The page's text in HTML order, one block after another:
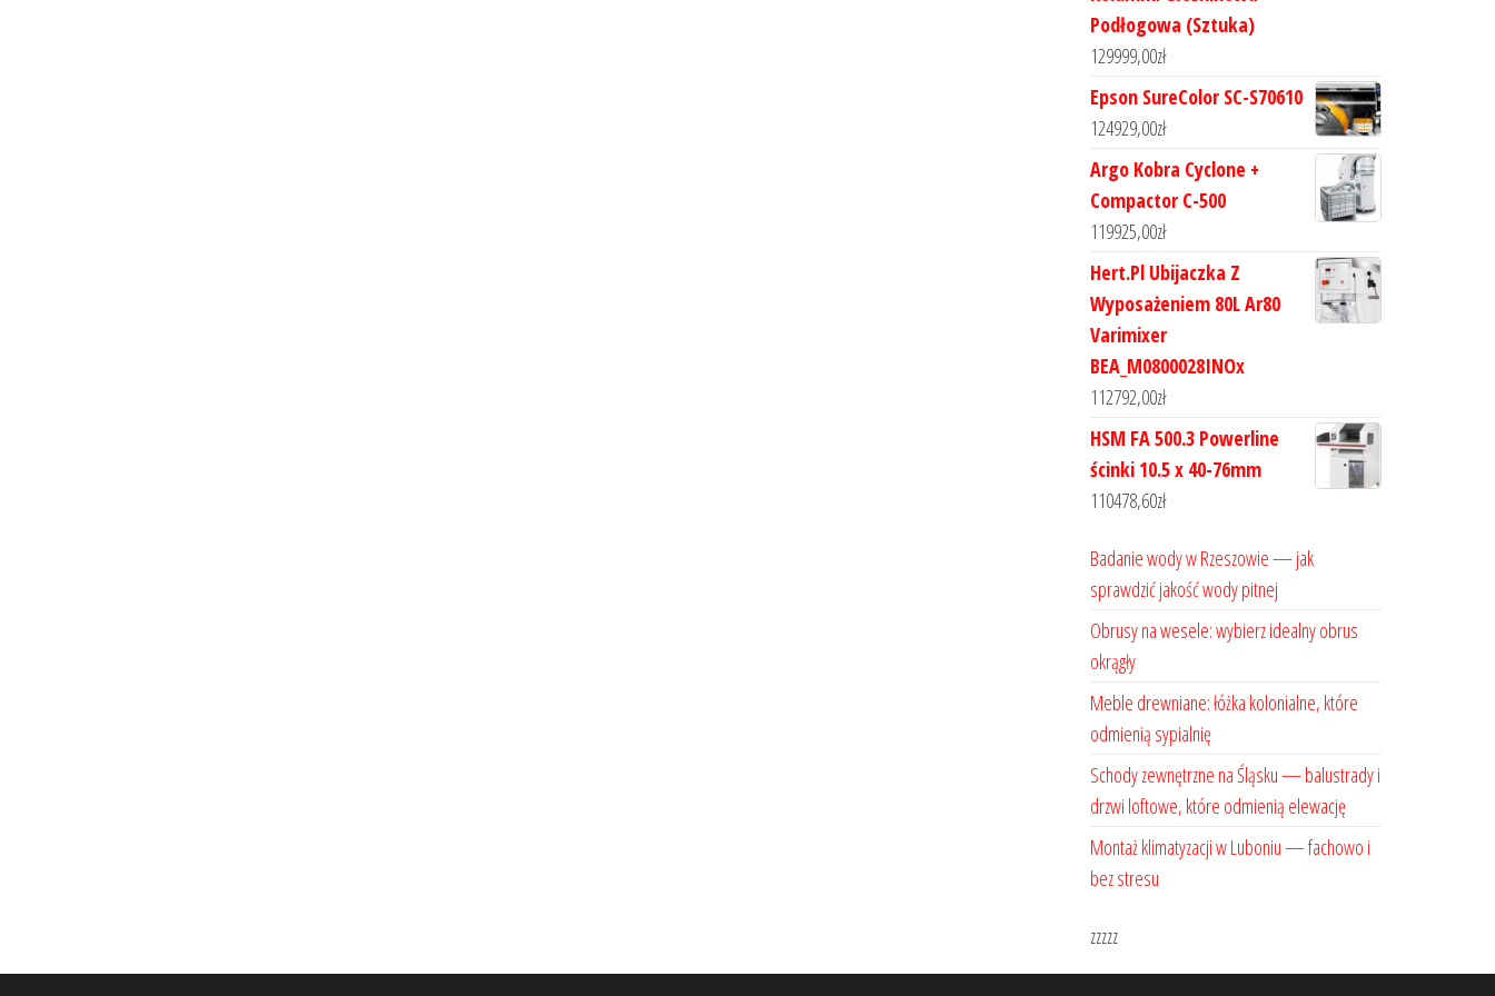
Podłogowa (Sztuka)
129999,00zł
Epson SureColor SC-S70610
124929,00zł
Argo Kobra Cyclone +
Compactor C-500
119925,00zł
Hert.Pl Ubijaczka Z
Wyposażeniem 80L Ar80
Varimixer
BEA_M0800028INOx
112792,00zł
HSM FA 500.3 Powerline
ścinki 10.5 x 40-76mm
110478,60zł
Badanie wody w Rzeszowie — jak
sprawdzić jakość wody pitnej
Obrusy na wesele: wybierz idealny obrus
okrągły
Meble drewniane: łóżka kolonialne, które
odmienią sypialnię
Schody zewnętrzne na Śląsku — balustrady i
drzwi loftowe, które odmienią elewację
Montaż klimatyzacji w Luboniu — fachowo i
bez stresu
zzzzz